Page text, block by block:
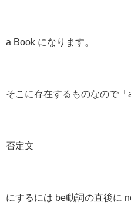
a Book になります。
そこに存在するものなので「
否定文
にするには be動詞の直後に